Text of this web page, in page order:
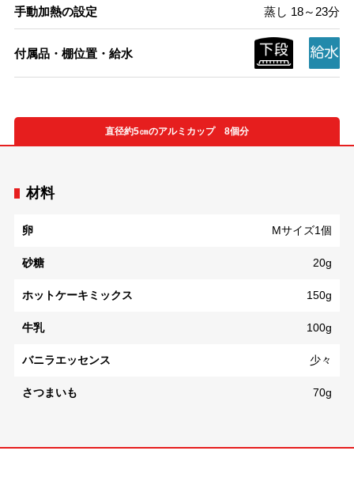
手動加熱の設定 蒸し 18～23分
付属品・棚位置・給水
直径約5㎝のアルミカップ 8個分
材料
卵 Mサイズ1個
砂糖 20g
ホットケーキミックス 150g
牛乳 100g
バニラエッセンス 少々
さつまいも 70g